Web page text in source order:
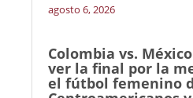
agosto 6, 2026
Colombia vs.
ver la final por la
el fútbol femenino